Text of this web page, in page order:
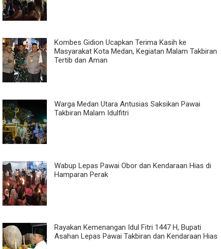
Kombes Gidion Ucapkan Terima Kasih ke
Masyarakat Kota Medan, Kegiatan Malam Takbiran
Tertib dan Aman
Warga Medan Utara Antusias Saksikan Pawai
Takbiran Malam Idulfitri
Wabup Lepas Pawai Obor dan Kendaraan Hias di
Hamparan Perak
Rayakan Kemenangan Idul Fitri 1447 H, Bupati
Asahan Lepas Pawai Takbiran dan Kendaraan Hias